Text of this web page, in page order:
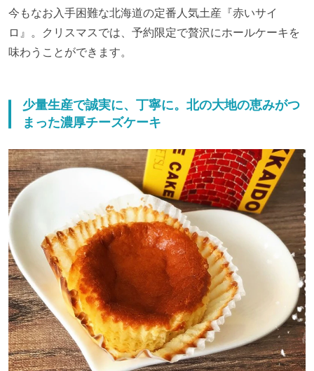
今もなお入手困難な北海道の定番人気土産『赤いサイ
ロ』。クリスマスでは、予約限定で贅沢にホールケーキを
味わうことができます。
少量生産で誠実に、丁寧に。北の大地の恵みがつ
まった濃厚チーズケーキ